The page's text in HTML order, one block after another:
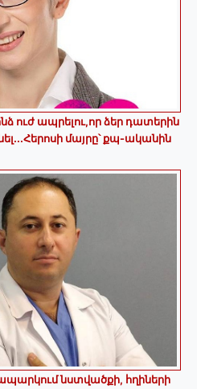
ուժ ապրելու,որ ձեր դատերին
մայրը՝ քպ-ականին
նստվածքի, հղիների